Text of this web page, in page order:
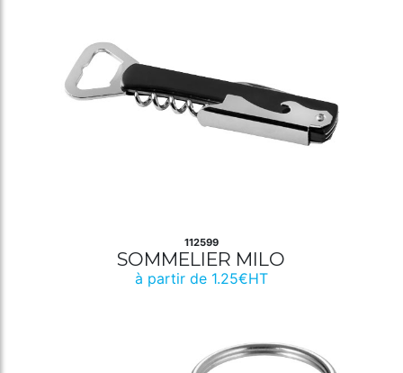
112599
SOMMELIER MILO
à partir de 1.25€HT